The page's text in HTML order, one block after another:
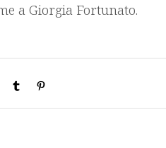
a Giorgia Fortunato.